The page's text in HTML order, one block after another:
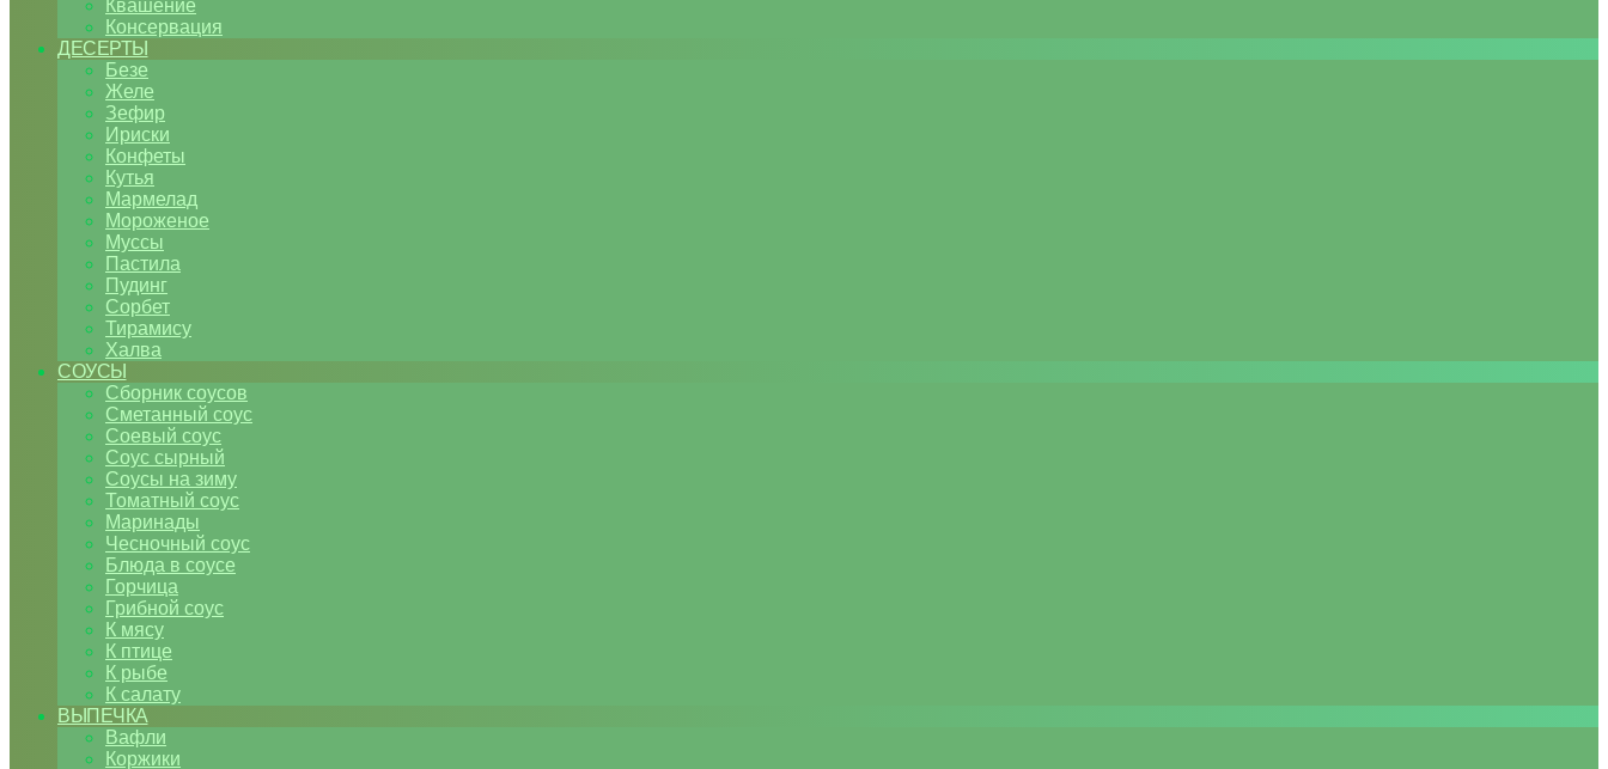
Квашение
Консервация
ДЕСЕРТЫ
Безе
Желе
Зефир
Ириски
Конфеты
Кутья
Мармелад
Мороженое
Муссы
Пастила
Пудинг
Сорбет
Тирамису
Халва
СОУСЫ
Сборник соусов
Сметанный соус
Соевый соус
Соус сырный
Соусы на зиму
Томатный соус
Маринады
Чесночный соус
Блюда в соусе
Горчица
Грибной соус
К мясу
К птице
К рыбе
К салату
ВЫПЕЧКА
Вафли
Коржики